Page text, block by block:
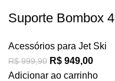
Suporte Bombox 4
Acessórios para Jet Ski
R$999,90 R$949,00
Adicionar ao carrinho